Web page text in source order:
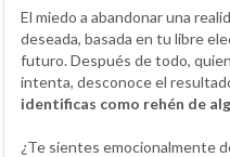
El miedo a abandonar una
deseada, basada en tu libre
futuro. Después de todo,
intenta, desconoce el
identificas como rehén de
¿Te sientes emocionalmente